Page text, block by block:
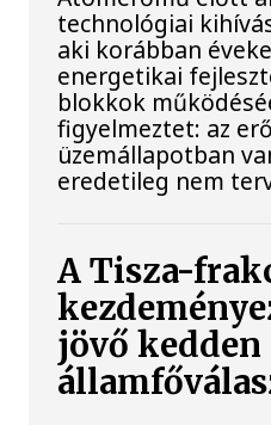
technológiai
aki korábban
energetikai
blokkok
figyelmeztet: az
üzemállapotban
eredetileg nem
A Tisza-
jövő kedden